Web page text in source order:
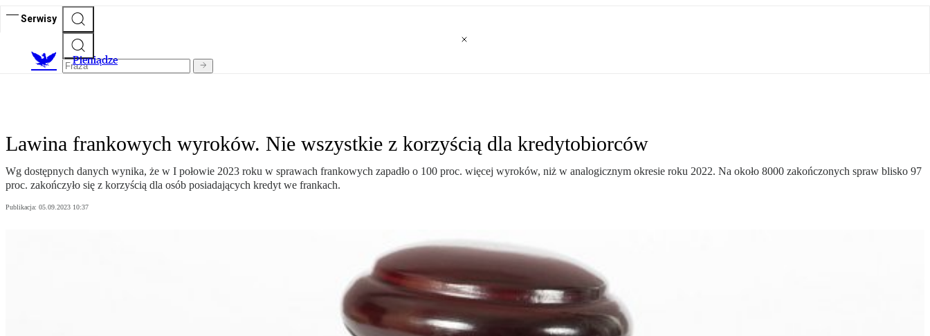
Serwisy
Pieniądze
Lawina frankowych wyroków. Nie wszystkie z korzyścią dla kredytobiorców
Wg dostępnych danych wynika, że w I połowie 2023 roku w sprawach frankowych zapadło o 100 proc. więcej wyroków, niż w analogicznym okresie roku 2022. Na około 8000 zakończonych spraw blisko 97
proc. zakończyło się z korzyścią dla osób posiadających kredyt we frankach.
Publikacja: 05.09.2023 10:37